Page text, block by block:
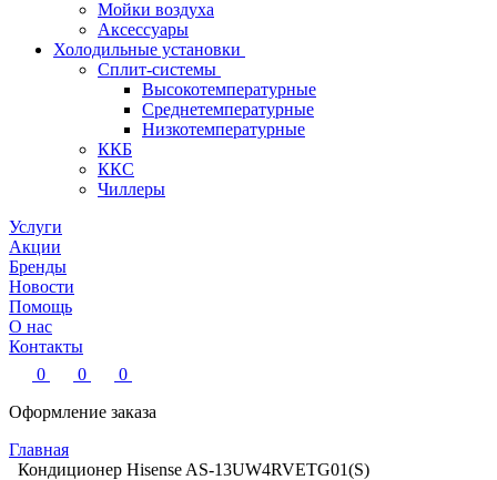
Мойки воздуха
Аксессуары
Холодильные установки
Сплит-системы
Высокотемпературные
Среднетемпературные
Низкотемпературные
ККБ
ККС
Чиллеры
Услуги
Акции
Бренды
Новости
Помощь
О нас
Контакты
0
0
0
Оформление заказа
Главная
Кондиционер Hisense AS-13UW4RVETG01(S)